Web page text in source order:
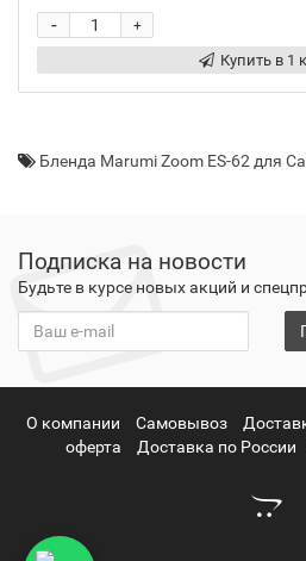
+
-
Купить в 1
Бленда Marumi Zoom ES-62 для
Подписка на новости
Будьте в курсе новых акций и
О компании Самовывоз
оферта
Доставка по России